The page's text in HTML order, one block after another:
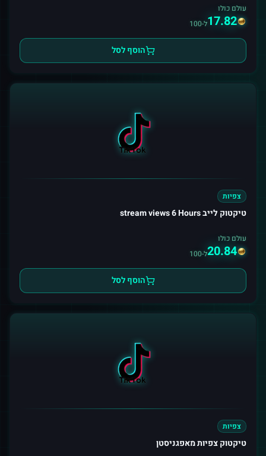
עולם כולו
17.82ל-100
הוסף לסל
צפיות
טיקטוק לייב stream views 6 Hours
עולם כולו
20.84ל-100
הוסף לסל
צפיות
טיקטוק צפיות מאפגניסטן